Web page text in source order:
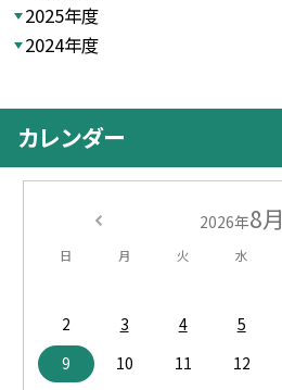
2025年度
2024年度
カレンダー
2026年8月
日 月 火 水
2
3 4 5
9
10 11 12